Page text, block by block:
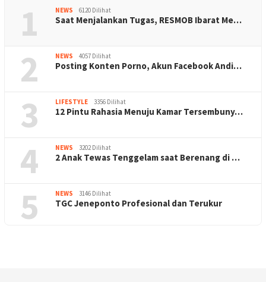
1 NEWS 6120 Dilihat
Saat Menjalankan Tugas, RESMOB Ibarat Me…
2 NEWS 4057 Dilihat
Posting Konten Porno, Akun Facebook Andi…
3 LIFESTYLE 3356 Dilihat
12 Pintu Rahasia Menuju Kamar Tersembuny…
4 NEWS 3202 Dilihat
2 Anak Tewas Tenggelam saat Berenang di …
5 NEWS 3146 Dilihat
TGC Jeneponto Profesional dan Terukur